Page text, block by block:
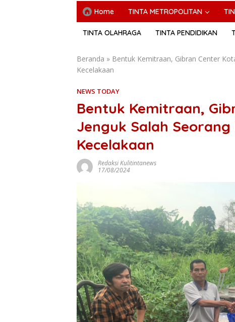
Home TINTA METROPOLITAN
TINTA OLAHRAGA TINTA PENDIDIKAN
Beranda » Bentuk Kemitraan, Gibran Center
Kecelakaan
NEWS TODAY
Bentuk Kemitraan,
Jenguk Salah Seorang
Kecelakaan
Redaksi Kulitintanews
17/08/2024